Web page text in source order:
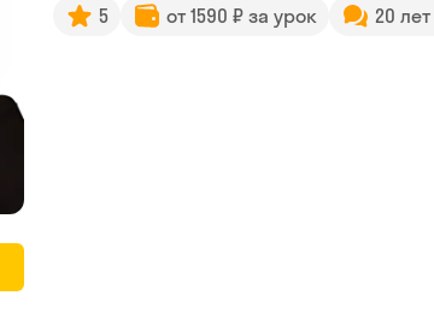
5 от 1590 ₽ за урок 20